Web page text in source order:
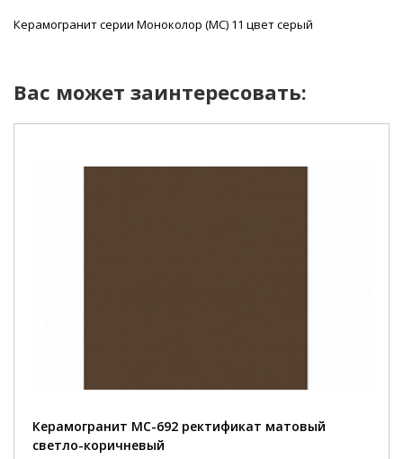
Керамогранит серии Моноколор (MC) 11 цвет серый
Вас может заинтересовать:
Керамогранит MC-692 ректификат матовый
светло-коричневый